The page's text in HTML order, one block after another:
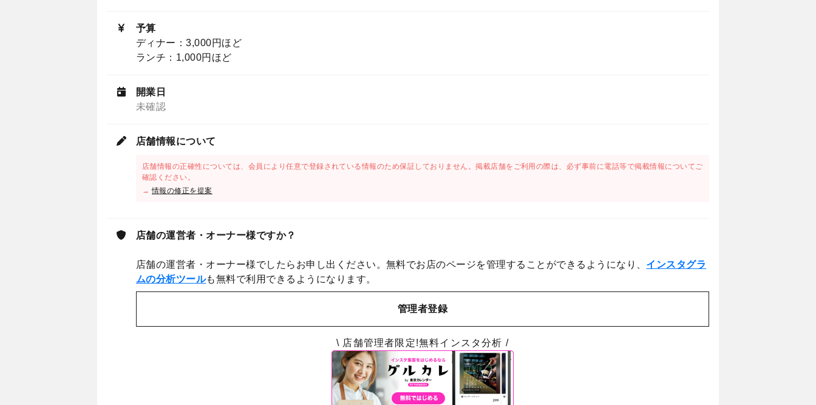
予算
ディナー：3,000円ほど
ランチ：1,000円ほど
開業日
未確認
店舗情報について
店舗情報の正確性については、会員により任意で登録されている情報のため保証しておりません。掲載店舗をご利用の際は、必ず事前に電話等で掲載情報についてご
確認ください。
→情報の修正を提案
店舗の運営者・オーナー様ですか？
店舗の運営者・オーナー様でしたらお申し出ください。無料でお店のページを管理することができるようになり、 インスタグラ
ムの分析ツールも無料で利用できるようになります。
管理者登録
\ 店舗管理者限定!無料インスタ分析 /